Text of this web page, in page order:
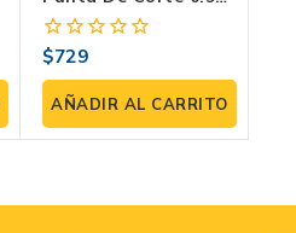
Mm | Para Antorchas
AXT-PMX105 Y AXT-
PMXM105-L
0
fuera
de
5
$729
AÑADIR AL CARRITO